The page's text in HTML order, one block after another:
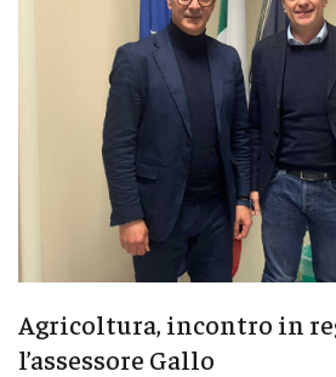
Agricoltura, incontro in
l’assessore Gallo